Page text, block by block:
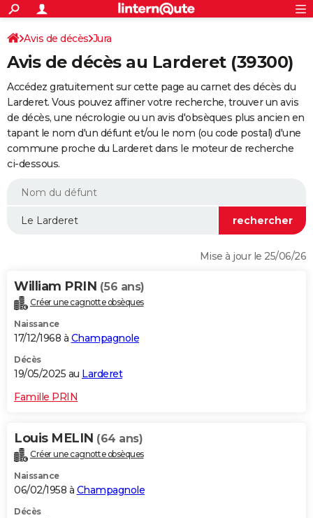
ACTUALITÉS
Politique
Société
Faits Divers
Education
Monde
Villes
+
SPORT
Coupe du monde 2026
Football
Tennis
Cyclisme
Rugby
Forum
Programme TV
TNTStreaming
Cinéma
Sorties cinéma
Musique
+
FINANCE
Retraite
Epargne
Immobilier
Risques naturels par ville
Assurance
AUTO
Essais
Réserver un essai
Citadines
Berlines
SUV
Forum auto
+HIGH-TECH
BRICOLAGE
WEEK-END
Alimentation
Guide de la santé
Maladies
Médicaments
Sommeil
VOYAGE
Destinations
City break
Voyage nature
Voyage de noces
Forum
Climat
+PHOTO
GUIDES D'ACHAT
Carte de Noël
Carte Bonne année
Carte Saint-Valentin
Carte Pâques
Carte d'anniversaire
DICTIONNAIRE
Dictionnaire
Biographies
Citations
Expressions
Proverbes
PROGRAMME TV
Avis de décès Jura
Avis de décès au Larderet (39300)
Accédez gratuitement sur cette page au carnet des décès du
Larderet. Vous pouvez affiner votre recherche, trouver un avis
de décès, une nécrologie ou un avis d'obsèques plus ancien en
tapant le nom d'un défunt et/ou le nom (ou code postal) d'une
commune proche du Larderet dans le moteur de recherche
ci-dessous.
Mise à jour le 25/06/26
William PRIN (56 ans)
Créer une cagnotte obsèques
Naissance
17/12/1968 à Champagnole
Décès
19/05/2025 au Larderet
Famille PRIN
Louis MELIN (64 ans)
Créer une cagnotte obsèques
Naissance
06/02/1958 à Champagnole
Décès